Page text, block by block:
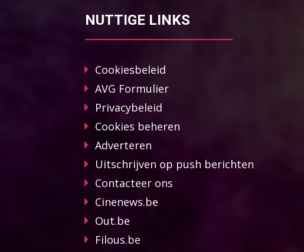
NUTTIGE LINKS
Cookiesbeleid
AVG Formulier
Privacybeleid
Cookies beheren
Adverteren
Uitschrijven op push berichten
Contacteer ons
Cinenews.be
Out.be
Filous.be